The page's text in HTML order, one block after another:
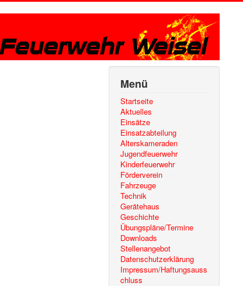
Menü
Startseite
Aktuelles
Einsätze
Einsatzabteilung
Alterskameraden
Jugendfeuerwehr
Kinderfeuerwehr
Förderverein
Fahrzeuge
Technik
Gerätehaus
Geschichte
Übungspläne/Termine
Downloads
Stellenangebot
Datenschutzerklärung
Impressum/Haftungsauss
chluss